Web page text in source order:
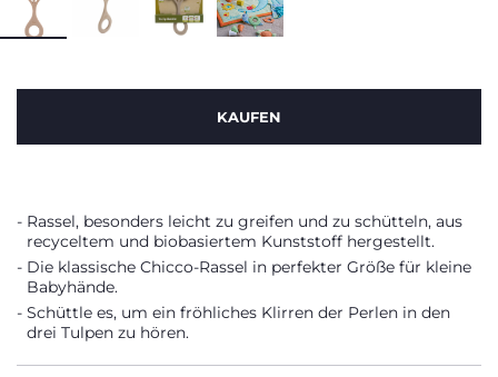
KAUFEN
Rassel, besonders leicht zu greifen und zu schütteln, aus
recyceltem und biobasiertem Kunststoff hergestellt.
Die klassische Chicco-Rassel in perfekter Größe für kleine
Babyhände.
Schüttle es, um ein fröhliches Klirren der Perlen in den
drei Tulpen zu hören.